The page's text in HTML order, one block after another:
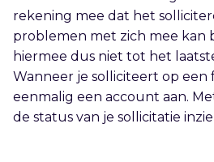
rekening mee dat het
problemen met zich mee kan
hiermee dus niet tot het
Wanneer je solliciteert op een
eenmalig een account aan.
de status van je sollicitatie